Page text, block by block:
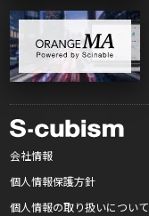
会社情報
個人情報保護方針
個人情報の取り扱いについて